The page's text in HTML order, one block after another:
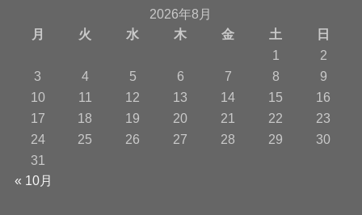
2026年8月
月
火 水 木 金 土
日
1
2
3
4 5 6 7 8
9
10
11 12 13 14 15
16
17
18 19 20 21 22
23
24
25 26 27 28 29
30
31
« 10月